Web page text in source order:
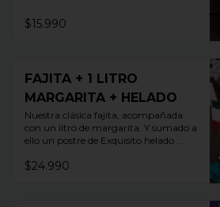
$15.990
FAJITA + 1 LITRO
MARGARITA + HELADO
Nuestra clásica fajita, acompañada
con un litro de margarita. Y sumado a
ello un postre de Exquisito helado
$24.990